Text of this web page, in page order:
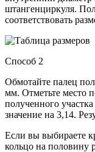
штангенциркуля.
соответствовать
Способ 2
Обмотайте палец
мм. Отметьте место
полученного
значение на 3,14.
Если вы выбираете
кольцо на половину